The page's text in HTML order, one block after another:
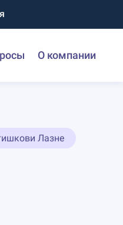
О компании
Лазне